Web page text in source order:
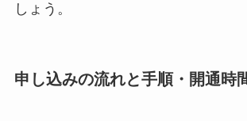
しょう。
申し込みの流れと手順・開通時